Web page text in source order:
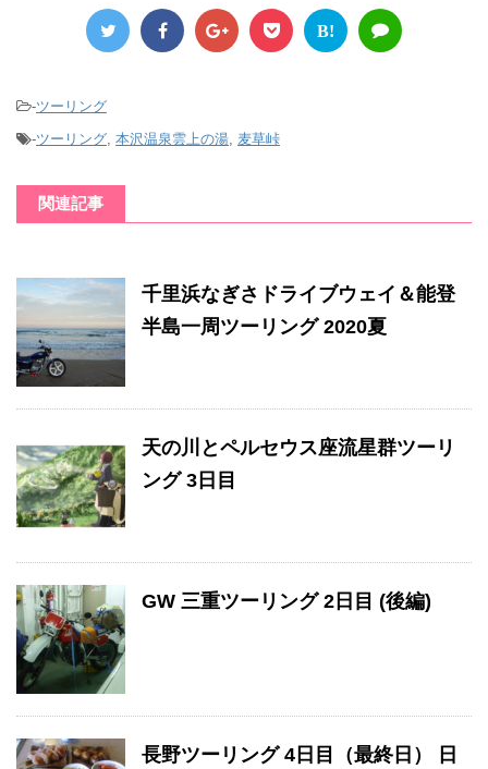
B!
-ツーリング
-ツーリング, 本沢温泉雲上の湯, 麦草峠
関連記事
千里浜なぎさドライブウェイ＆能登
半島一周ツーリング 2020夏
天の川とペルセウス座流星群ツーリ
ング 3日目
GW 三重ツーリング 2日目 (後編)
長野ツーリング 4日目（最終日） 日